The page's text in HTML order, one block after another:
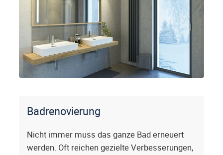
Badrenovierung
Nicht immer muss das ganze Bad erneuert
werden. Oft reichen gezielte Verbesserungen,